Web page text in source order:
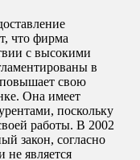
что фирма
с высокими
в
повышает свою
Она имеет
поскольку
работы. В 2002
закон, согласно
не является